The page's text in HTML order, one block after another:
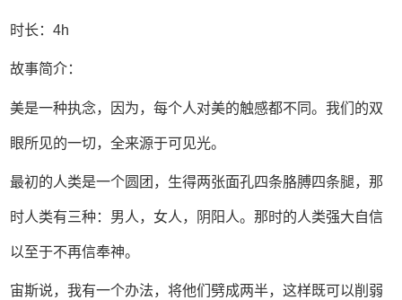
时长：4h
故事简介：
美是一种执念，因为，每个人对美的触感都不同。我们的双
眼所见的一切，全来源于可见光。
最初的人类是一个圆团，生得两张面孔四条胳膊四条腿，那
时人类有三种：男人，女人，阴阳人。那时的人类强大自信
以至于不再信奉神。
宙斯说，我有一个办法，将他们劈成两半，这样既可以削弱